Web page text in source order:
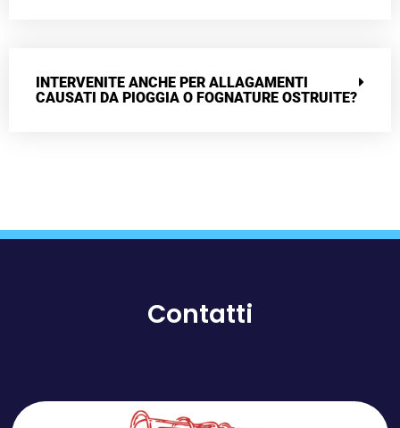
INTERVENITE ANCHE PER ALLAGAMENTI
CAUSATI DA PIOGGIA O FOGNATURE OSTRUITE?
Contatti